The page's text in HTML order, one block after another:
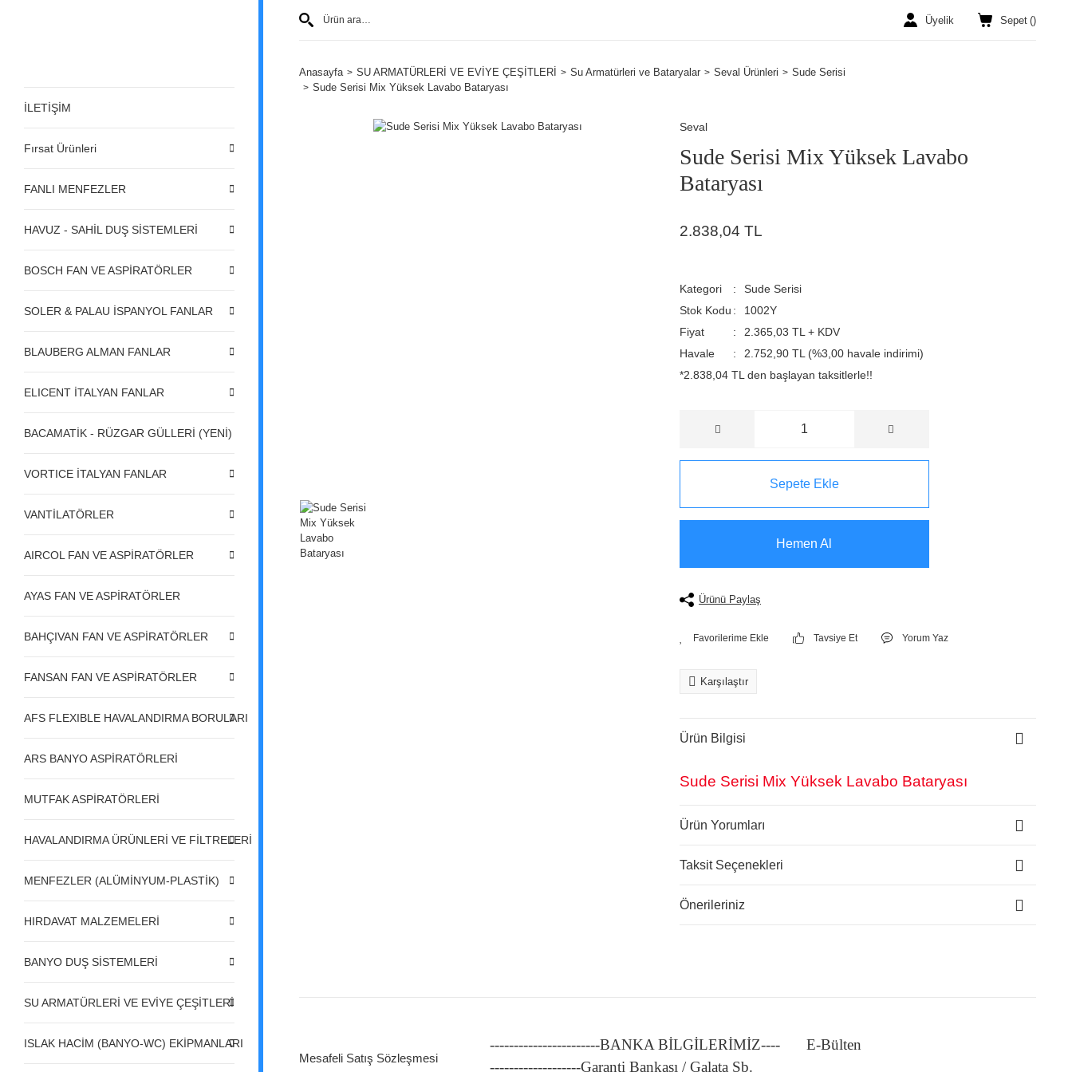
İLETİŞİM
Fırsat Ürünleri
FANLI MENFEZLER
HAVUZ - SAHİL DUŞ SİSTEMLERİ
BOSCH FAN VE ASPİRATÖRLER
SOLER & PALAU İSPANYOL FANLAR
BLAUBERG ALMAN FANLAR
ELICENT İTALYAN FANLAR
BACAMATİK - RÜZGAR GÜLLERİ (YENİ)
VORTICE İTALYAN FANLAR
VANTİLATÖRLER
AIRCOL FAN VE ASPİRATÖRLER
AYAS FAN VE ASPİRATÖRLER
BAHÇIVAN FAN VE ASPİRATÖRLER
FANSAN FAN VE ASPİRATÖRLER
AFS FLEXIBLE HAVALANDIRMA BORULARI
ARS BANYO ASPİRATÖRLERİ
MUTFAK ASPİRATÖRLERİ
HAVALANDIRMA ÜRÜNLERİ VE FİLTRELERİ
MENFEZLER (ALÜMİNYUM-PLASTİK)
HIRDAVAT MALZEMELERİ
BANYO DUŞ SİSTEMLERİ
SU ARMATÜRLERİ VE EVİYE ÇEŞİTLERİ
ISLAK HACİM (BANYO-WC) EKİPMANLARI
Üyelik Sepet ()
Anasayfa SU ARMATÜRLERİ VE EVİYE ÇEŞİTLERİ Su Armatürleri ve Bataryalar Seval Ürünleri
Sude Serisi
Sude Serisi Mix Yüksek Lavabo Bataryası
Seval
Sude Serisi Mix Yüksek Lavabo
Bataryası
2.838,04 TL
Kategori
Sude Serisi
Stok Kodu
1002Y
Fiyat
2.365,03 TL + KDV
Havale
2.752,90 TL (%3,00 havale indirimi)
*2.838,04 TL den başlayan taksitlerle!!
Sepete Ekle
Hemen Al
Ürünü Paylaş
Tavsiye Et Yorum Yaz
Karşılaştır
Ürün Bilgisi
Sude Serisi Mix Yüksek Lavabo Bataryası
Ürün Yorumları
Taksit Seçenekleri
Önerileriniz
Mesafeli Satış Sözleşmesi
-----------------------BANKA BİLGİLERİMİZ----
-------------------Garanti Bankası / Galata Şb.
E-Bülten